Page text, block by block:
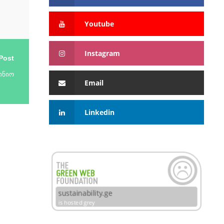
Youtube
Instagram
Email
Linkedin